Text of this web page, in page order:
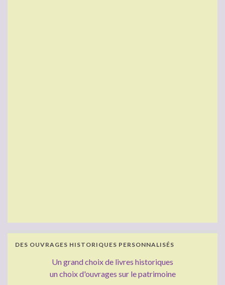
DES OUVRAGES HISTORIQUES PERSONNALISÉS
Un grand choix de livres historiques
un choix d'ouvrages sur le patrimoine